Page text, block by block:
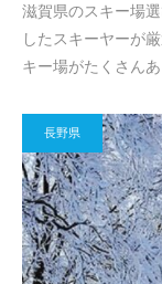
滋賀県のスキー場
したスキーヤーが
キー場がたくさん
長野県